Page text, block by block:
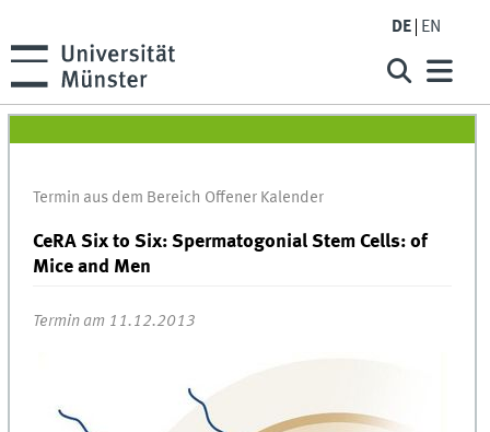
DE EN
Termin aus dem Bereich Offener Kalender
CeRA Six to Six: Spermatogonial Stem Cells: of
Mice and Men
Termin am 11.12.2013